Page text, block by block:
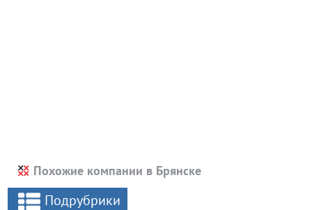
Похожие компании в Брянске
Подрубрики